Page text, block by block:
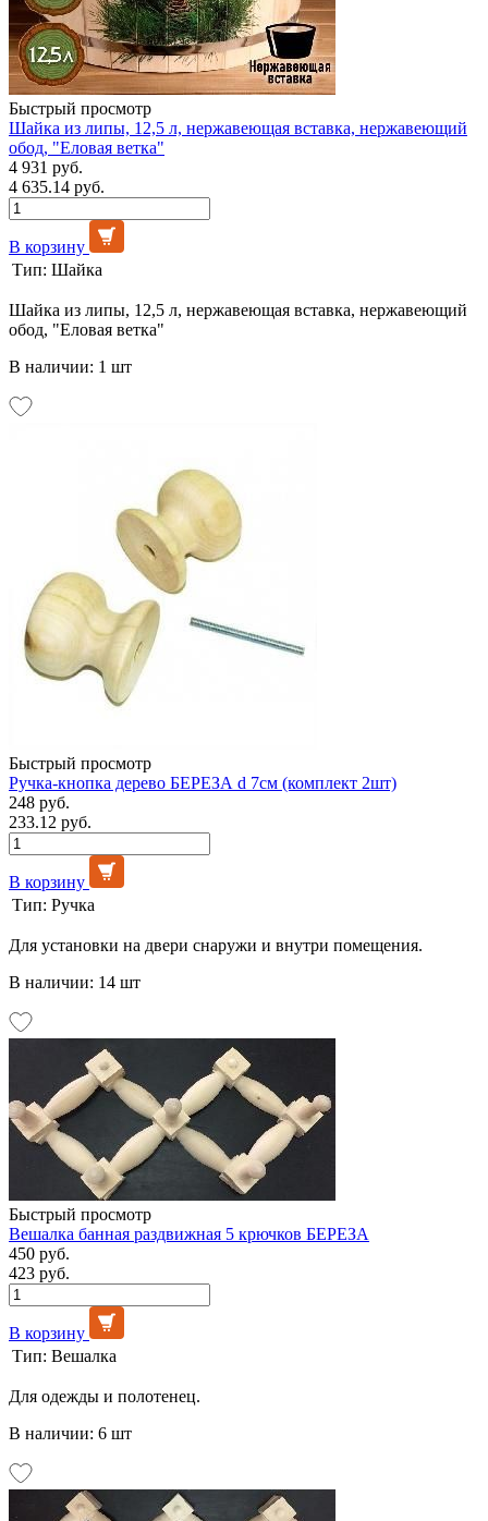
Быстрый просмотр
Шайка из липы, 12,5 л, нержавеющая вставка, нержавеющий
обод, "Еловая ветка"
4 931 руб.
4 635.14 руб.
В корзину
Тип: Шайка
Шайка из липы, 12,5 л, нержавеющая вставка, нержавеющий
обод, "Еловая ветка"
В наличии: 1 шт
Быстрый просмотр
Ручка-кнопка дерево БЕРЕЗА d 7см (комплект 2шт)
248 руб.
233.12 руб.
В корзину
Тип: Ручка
Для установки на двери снаружи и внутри помещения.
В наличии: 14 шт
Быстрый просмотр
Вешалка банная раздвижная 5 крючков БЕРЕЗА
450 руб.
423 руб.
В корзину
Тип: Вешалка
Для одежды и полотенец.
В наличии: 6 шт